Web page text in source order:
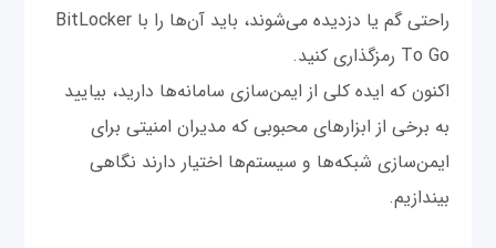
راحتی گم یا دزدیده می‌شوند، باید آن‌ها را با BitLocker
To Go رمزگذاری کنید.
اکنون که ایده کلی از ایمن‌سازی سامانه‌ها دارید، بیایید
به برخی از ابزارهای محبوبی که مدیران امنیتی برای
ایمن‌سازی شبکه‌ها و سیستم‌ها اختیار دارند نگاهی
بیندازیم.